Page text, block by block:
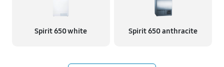
Spirit 650 white Spirit 650 anthracite